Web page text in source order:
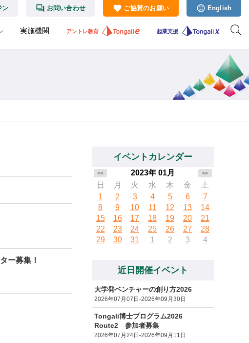
ン お問い合わせ ご協賛のお願い English
実施機関 アントレ教育 起業支援
ー募集！
イベントカレンダー
<< 2023年 01月 >>
日 月 火 水 木 金
土
1
2 3 4 5 6
7
8
9 10 11 12 13
14
15
16 17 18 19 20
21
22
23 24 25 26 27
28
29
30 31 1 2 3 4
近日開催イベント
大学発ベンチャーの創り方2026
2026年07月07日-2026年09月30日
Tongali博士プログラム2026
Route2 参加者募集
2026年07月24日-2026年09月11日